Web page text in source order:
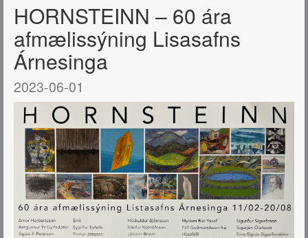
HORNSTEINN – 60 ára
afmælissýning Lisasafns
Árnesinga
2023-06-01